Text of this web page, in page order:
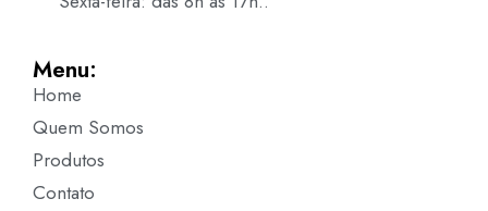
Menu:
Home
Quem Somos
Produtos
Contato